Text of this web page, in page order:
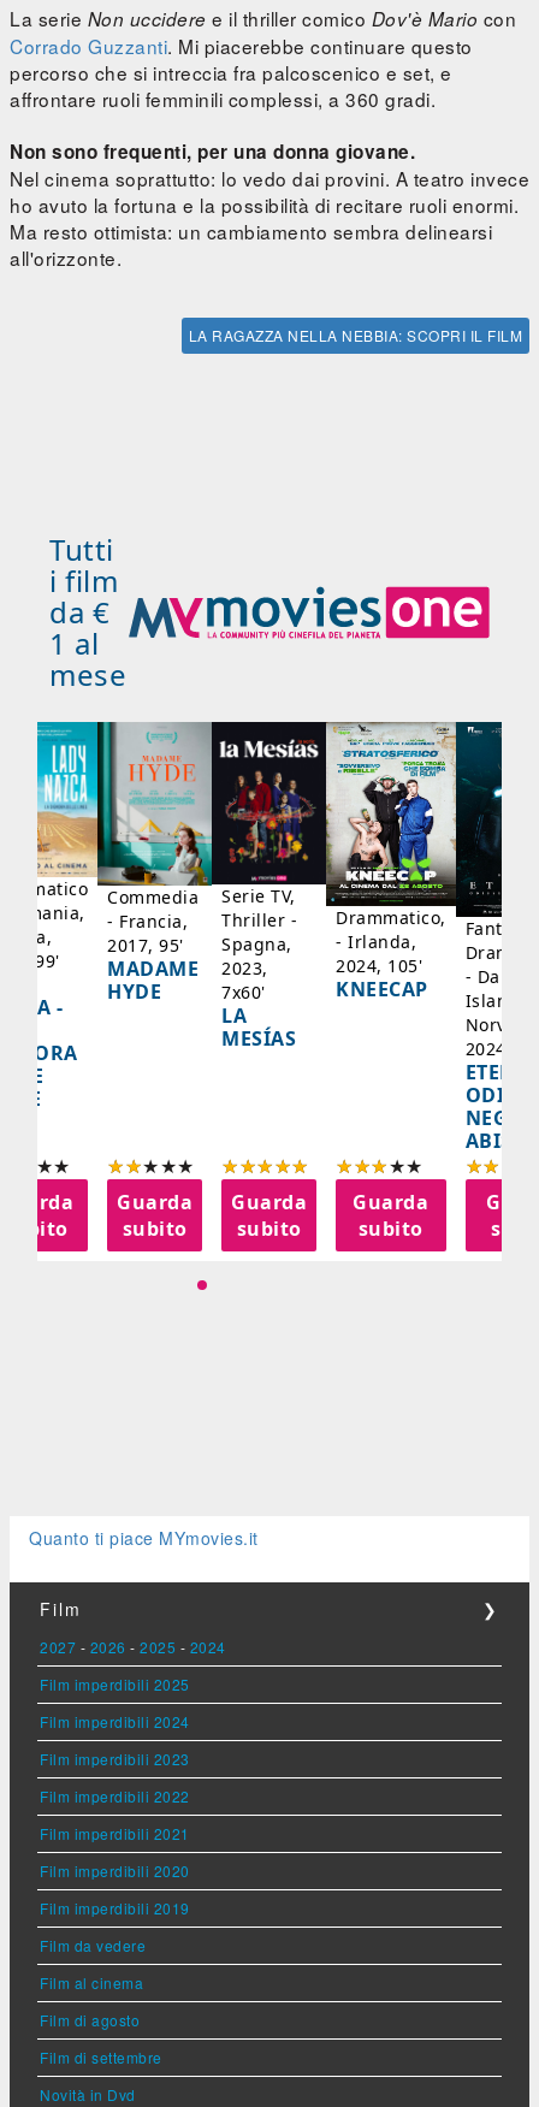
La serie Non uccidere e il thriller comico Dov'è Mario con
Corrado Guzzanti. Mi piacerebbe continuare questo
percorso che si intreccia fra palcoscenico e set, e
affrontare ruoli femminili complessi, a 360 gradi.
Non sono frequenti, per una donna giovane.
Nel cinema soprattutto: lo vedo dai provini. A teatro invece
ho avuto la fortuna e la possibilità di recitare ruoli enormi.
Ma resto ottimista: un cambiamento sembra delinearsi
all'orizzonte.
LA RAGAZZA NELLA NEBBIA: SCOPRI IL FILM
Tutti
i film
da €
1 al
mese
99'
-
subito
Commedia
- Francia,
2017, 95'
MADAME
HYDE
Guarda
subito
Serie TV,
Thriller -
Spagna,
2023,
7x60'
LA
MESÍAS
Guarda
subito
Drammatico,
- Irlanda,
2024, 105'
KNEECAP
Guarda
subito
-
Islanda,
2024,
NEGLI
ABISSI
Quanto ti piace MYmovies.it
Film ❯
2027 - 2026 - 2025 - 2024
Film imperdibili 2025
Film imperdibili 2024
Film imperdibili 2023
Film imperdibili 2022
Film imperdibili 2021
Film imperdibili 2020
Film imperdibili 2019
Film da vedere
Film al cinema
Film di agosto
Film di settembre
Novità in Dvd